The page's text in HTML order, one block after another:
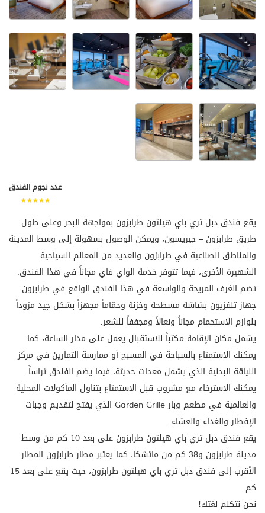
عدد نجوم الفندق
يقع فندق دبل تري باي هيلتون طرابزون بمواجهة البحر وعلى طول
طريق طرابزون – جيريسون، ويمكن الوصول بسهولة إلى وسط المدينة
والمناطق الصناعية في طرابزون والعديد من المعالم السياحية
الشهيرة الأخرى، فيما تتوفر خدمة الواي فاي مجاناً في هذا الفندق.
تضم الغرف المريحة والواسعة في هذا الفندق الواقع في طرابزون
جهاز تلفزيون بشاشة مسطحة وخزنة وحمّاماً مجهزاً بشكل جيد مزوداً
بلوازم الاستحمام مجاناً ونعالاً ومجففاً للشعر.
يشمل مكان الإقامة مكتباً للاستقبال يعمل على مدار الساعة، كما
يمكنك الاستمتاع بالسباحة في المسبح أو ممارسة التمارين في مركز
اللياقة البدنية الذي يشمل معدات حديثة، فيما يضم الفندق تراساً.
يمكنك الاسترخاء مع مشروب قبل الاستمتاع بتناول المأكولات المحلية
والعالمية في مطعم وبار Garden Grille الذي يفتح لتقديم وجبات
الإفطار والغداء والعشاء.
يقع فندق دبل تري باي هيلتون طرابزون على بعد 10 كم من وسط
مدينة طرابزون و38 كم من ماتشكا، كما يعتبر مطار طرابزون المطار
الأقرب إلى فندق دبل تري باي هيلتون طرابزون، حيث يقع على بعد 15
كم.
نحن نتكلم لغتك!